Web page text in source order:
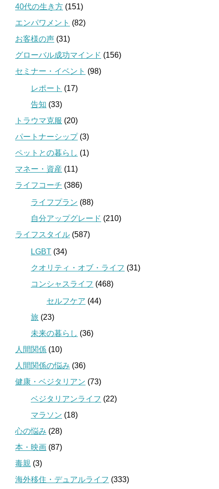
40代の生き方 (151)
エンパワメント (82)
お客様の声 (31)
グローバル成功マインド (156)
セミナー・イベント (98)
レポート (17)
告知 (33)
トラウマ克服 (20)
パートナーシップ(3)
ペットとの暮らし (1)
マネー・資産 (11)
ライフコーチ (386)
ライフプラン (88)
自分アップグレード (210)
ライフスタイル (587)
LGBT (34)
クオリティ・オブ・ライフ (31)
コンシャスライフ (468)
セルフケア (44)
旅 (23)
未来の暮らし (36)
人間関係 (10)
人間関係の悩み (36)
健康・ベジタリアン (73)
ベジタリアンライフ (22)
マラソン (18)
心の悩み (28)
本・映画 (87)
毒親 (3)
海外移住・デュアルライフ (333)